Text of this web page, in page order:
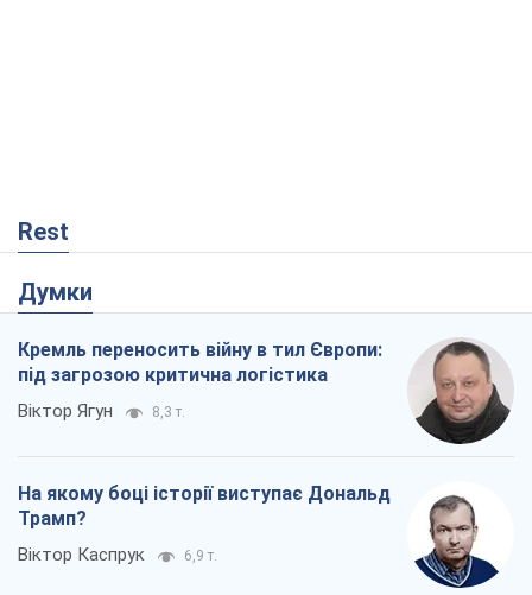
Rest
Думки
Кремль переносить війну в тил Європи:
під загрозою критична логістика
Віктор Ягун 8,3 т.
На якому боці історії виступає Дональд
Трамп?
Віктор Каспрук 6,9 т.